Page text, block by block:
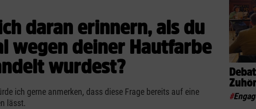
daran erinnern, als du
wegen deiner Hautfarbe
wurdest?
ich gerne anmerken, dass diese Frage bereits auf eine
lässt.
#